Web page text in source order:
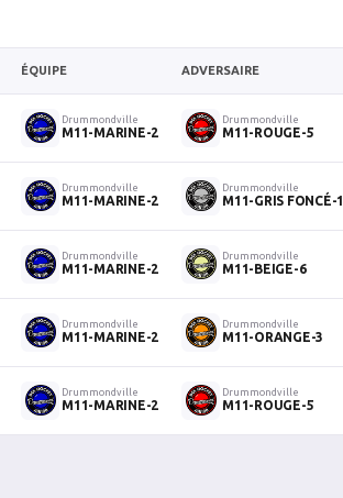
ÉQUIPE ADVERSAIRE
Drummondville
M11-MARINE-2
Drummondville
M11-ROUGE-5
Drummondville
M11-MARINE-2
Drummondville
M11-GRIS FONCÉ-1
Drummondville
M11-MARINE-2
Drummondville
M11-BEIGE-6
Drummondville
M11-MARINE-2
Drummondville
M11-ORANGE-3
Drummondville
M11-MARINE-2
Drummondville
M11-ROUGE-5